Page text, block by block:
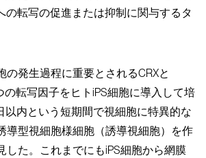
の転写の促進または抑制に関与するタ
の発生過程に重要とされるCRXと
の転写因子をヒトiPS細胞に導入して培
以内という短期間で視細胞に特異的な
導型視細胞様細胞（誘導視細胞）を作
した。これまでにもiPS細胞から網膜